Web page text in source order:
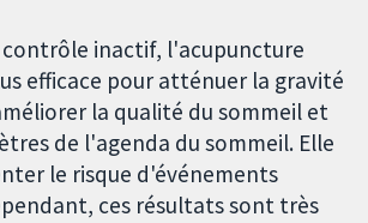
contrôle inactif, l'acupuncture
efficace pour atténuer la gravité
la qualité du sommeil et
de l'agenda du sommeil. Elle
le risque d'événements
ces résultats sont très